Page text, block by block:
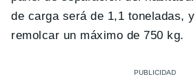
de carga será de 1,1 toneladas,
remolcar un máximo de 750 kg.